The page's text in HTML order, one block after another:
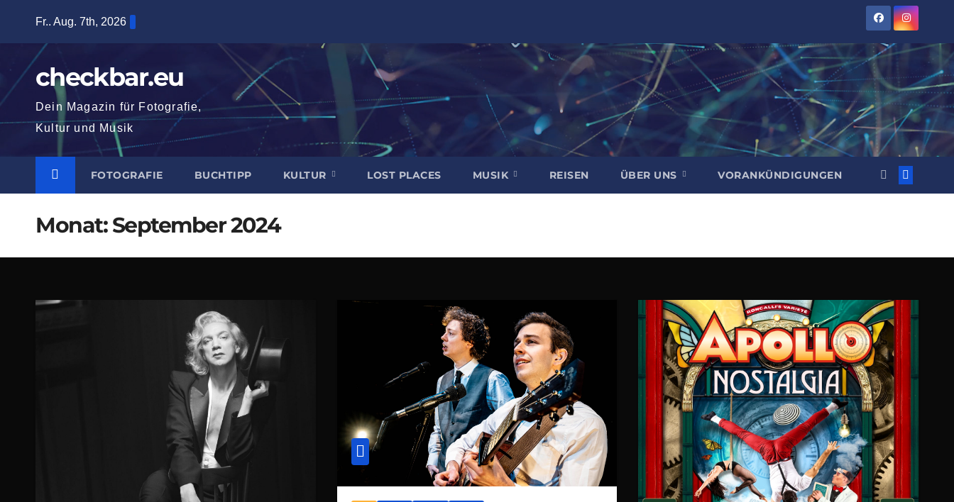
springen
Fr.. Aug. 7th, 2026
checkbar.eu
Dein Magazin für Fotografie,
Kultur und Musik
FOTOGRAFIE BUCHTIPP KULTUR LOST PLACES MUSIK REISEN ÜBER UNS VORANKÜNDIGUNGEN
Monat:September 2024